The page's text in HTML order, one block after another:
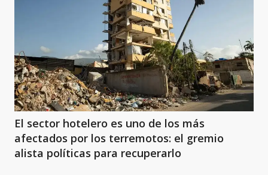
El sector hotelero es uno de los más
afectados por los terremotos: el gremio
alista políticas para recuperarlo